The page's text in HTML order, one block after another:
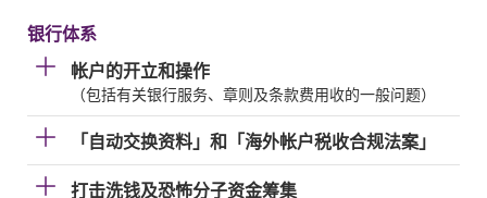
银行体系
帐户的开立和操作
（包括有关银行服务、章则及条款费用收的一般问题）
「自动交换资料」和「海外帐户税收合规法案」
打击洗钱及恐怖分子资金筹集